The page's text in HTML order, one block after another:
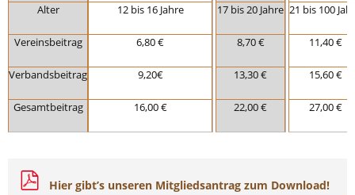
Alter
Vereinsbeitrag
Verbandsbeitrag
Gesamtbeitrag
12 bis 16 Jahre
6,80 €
9,20€
16,00 €
17 bis 20 Jahre
8,70 €
13,30 €
22,00 €
21 bis 100
11,40 €
15,60 €
27,00 €
Hier gibt’s unseren Mitgliedsantrag zum Download!